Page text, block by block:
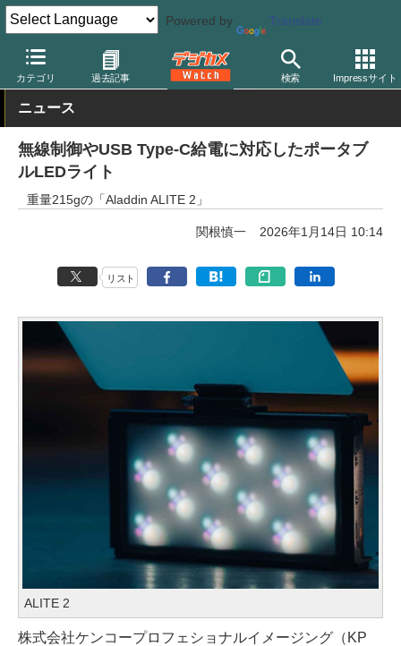
Powered by Translate
カテゴリ 過去記事 検索 Impressサイト
デジカメ Watch 撮影用品 LEDライト
ニュース
無線制御やUSB Type-C給電に対応したポータブ
ルLEDライト
重量215gの「Aladdin ALITE 2」
関根慎一 2026年1月14日 10:14
リスト
ALITE 2
株式会社ケンコープロフェショナルイメージング（KP